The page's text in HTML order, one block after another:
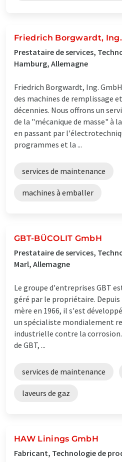
Friedrich Borgwardt,
Prestataire de services,
Hamburg, Allemagne
Friedrich Borgwardt, Ing.
des machines de remplissage
décennies. Nous offrons un
de la "mécanique de masse" à
en passant par
programmes et la ...
services de maintenance
machines à emballer
GBT-BÜCOLIT GmbH
Prestataire de services,
Marl, Allemagne
Le groupe d'entreprises GBT
géré par le propriétaire.
mère en 1966, il s'est
un spécialiste mondialement
industrielle contre la corrosion.
de GBT, ...
services de maintenance
laveurs de gaz
HAW Linings GmbH
Fabricant, Technologie de